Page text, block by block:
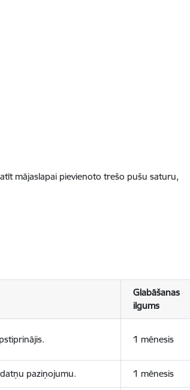
mājaslapai pievienoto trešo pušu saturu,
Glabāšanas
ilgums
1 mēnesis
paziņojumu. 1 mēnesis